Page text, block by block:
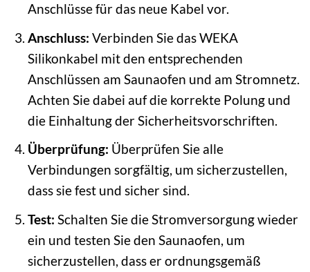
Anschlüsse für das neue Kabel vor.
Anschluss: Verbinden Sie das WEKA
Silikonkabel mit den entsprechenden
Anschlüssen am Saunaofen und am Stromnetz.
Achten Sie dabei auf die korrekte Polung und
die Einhaltung der Sicherheitsvorschriften.
Überprüfung: Überprüfen Sie alle
Verbindungen sorgfältig, um sicherzustellen,
dass sie fest und sicher sind.
Test: Schalten Sie die Stromversorgung wieder
ein und testen Sie den Saunaofen, um
sicherzustellen, dass er ordnungsgemäß